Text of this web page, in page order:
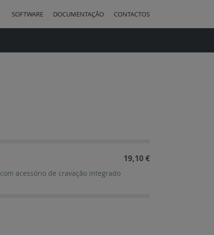
SOFTWARE DOCUMENTAÇÃO CONTACTOS
acessório de cravação integrado
19,10 €